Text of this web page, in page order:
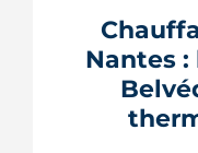
Nantes :